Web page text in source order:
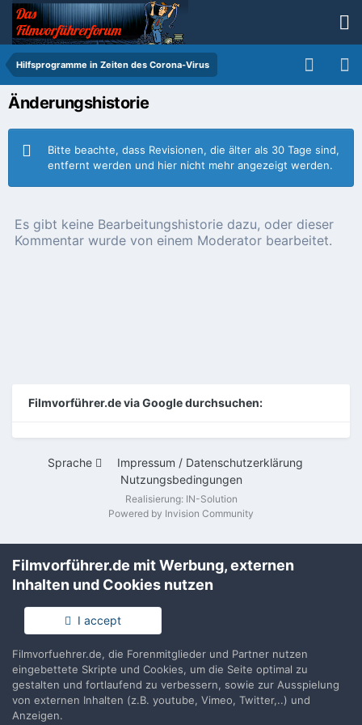
Hilfsprogramme in Zeiten des Corona-Virus
Änderungshistorie
Bitte beachte, dass Revisionen, die älter als 30 Tage sind,
entfernt werden und hier nicht mehr angezeigt werden.
Es gibt keine Bearbeitungshistorie dazu, oder dieser
Kommentar wurde von einem Moderator bearbeitet.
Filmvorführer.de via Google durchsuchen:
Sprache
Impressum / Datenschutzerklärung
Nutzungsbedingungen
Realisierung: IN-Solution
Powered by Invision Community
Filmvorführer.de mit Werbung, externen
Inhalten und Cookies nutzen
I accept
Filmvorfuehrer.de, die Forenmitglieder und Partner nutzen
eingebettete Skripte und Cookies, um die Seite optimal zu
gestalten und fortlaufend zu verbessern, sowie zur Ausspielung
von externen Inhalten (z.B. youtube, Vimeo, Twitter,..) und
Anzeigen.